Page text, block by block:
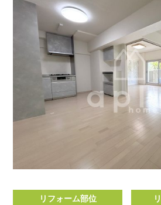
リフォーム部位